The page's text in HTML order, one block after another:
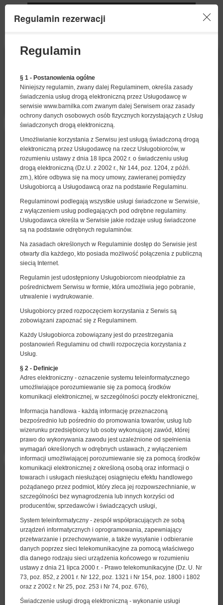
Regulamin rezerwacji
Regulamin
§ 1 - Postanowienia ogólne
Niniejszy regulamin, zwany dalej Regulaminem, określa zasady
świadczenia usług drogą elektroniczną przez Usługodawcę w
serwisie www.barnilka.com zwanym dalej Serwisem oraz zasady
ochrony danych osobowych osób fizycznych korzystających z Usług
świadczonych drogą elektroniczną.
Umożliwianie korzystania z Serwisu jest usługą świadczoną drogą
elektroniczną przez Usługodawcę na rzecz Usługobiorców, w
rozumieniu ustawy z dnia 18 lipca 2002 r. o świadczeniu usług
drogą elektroniczną (Dz.U. z 2002 r., Nr 144, poz. 1204, z późń.
zm.), które odbywa się na mocy umowy, zawieranej pomiędzy
Usługobiorcą a Usługodawcą oraz na podstawie Regulaminu.
Regulaminowi podlegają wszystkie usługi świadczone w Serwisie,
z wyłączeniem usług podlegających pod odrębne regulaminy.
Usługodawca określa w Serwisie jakie rodzaje usług świadczone
są na podstawie odrębnych regulaminów.
Na zasadach określonych w Regulaminie dostęp do Serwisie jest
otwarty dla każdego, kto posiada możliwość połączenia z publiczną
siecią Internet.
Regulamin jest udostępniony Usługobiorcom nieodpłatnie za
pośrednictwem Serwisu w formie, która umożliwia jego pobranie,
utrwalenie i wydrukowanie.
Usługobiorcy przed rozpoczęciem korzystania z Serwis są
zobowiązani zapoznać się z Regulaminem.
Każdy Usługobiorca zobowiązany jest do przestrzegania
postanowień Regulaminu od chwili rozpoczęcia korzystania z
Usług.
§ 2 - Definicje
Adres elektroniczny - oznaczenie systemu teleinformatycznego
umożliwiające porozumiewanie się za pomocą środków
komunikacji elektronicznej, w szczególności poczty elektronicznej,
Informacja handlowa - każdą informację przeznaczoną
bezpośrednio lub pośrednio do promowania towarów, usług lub
wizerunku przedsiębiorcy lub osoby wykonującej zawód, której
prawo do wykonywania zawodu jest uzależnione od spełnienia
wymagań określonych w odrębnych ustawach, z wyłączeniem
informacji umożliwiającej porozumiewanie się za pomocą środków
komunikacji elektronicznej z określoną osobą oraz informacji o
towarach i usługach niesłużącej osiągnięciu efektu handlowego
pożądanego przez podmiot, który zleca jej rozpowszechnianie, w
szczególności bez wynagrodzenia lub innych korzyści od
producentów, sprzedawców i świadczących usługi,
System teleinformatyczny - zespół współpracujących ze sobą
urządzeń informatycznych i oprogramowania, zapewniający
przetwarzanie i przechowywanie, a także wysyłanie i odbieranie
danych poprzez sieci telekomunikacyjne za pomocą właściwego
dla danego rodzaju sieci urządzenia końcowego w rozumieniu
ustawy z dnia 21 lipca 2000 r. - Prawo telekomunikacyjne (Dz. U. Nr
73, poz. 852, z 2001 r. Nr 122, poz. 1321 i Nr 154, poz. 1800 i 1802
oraz z 2002 r. Nr 25, poz. 253 i Nr 74, poz. 676),
Świadczenie usługi drogą elektroniczną - wykonanie usługi
POCZĄTEK
LICZBA OSÓB
FILTRY
Dostępna liczba: 2
2 osoby
pow. 9,00 m
1 sypialnia
1 duże łóżko podwójne (Queen)
2 osoby / 1 noc
Śniadanie
Udostępnij
Szczegóły
Pokaż oferty